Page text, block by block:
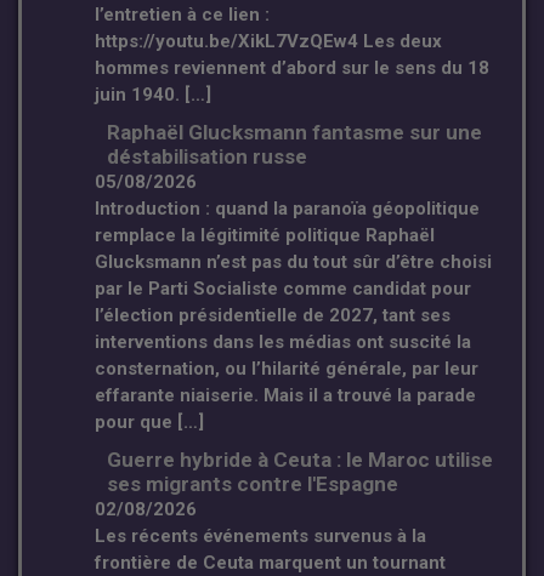
l’entretien à ce lien :
https://youtu.be/XikL7VzQEw4 Les deux
hommes reviennent d’abord sur le sens du 18
juin 1940. […]
Raphaël Glucksmann fantasme sur une
déstabilisation russe
05/08/2026
Introduction : quand la paranoïa géopolitique
remplace la légitimité politique Raphaël
Glucksmann n’est pas du tout sûr d’être choisi
par le Parti Socialiste comme candidat pour
l’élection présidentielle de 2027, tant ses
interventions dans les médias ont suscité la
consternation, ou l’hilarité générale, par leur
effarante niaiserie. Mais il a trouvé la parade
pour que […]
Guerre hybride à Ceuta : le Maroc utilise
ses migrants contre l'Espagne
02/08/2026
Les récents événements survenus à la
frontière de Ceuta marquent un tournant